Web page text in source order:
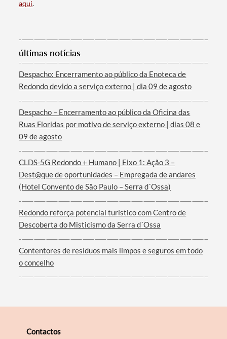
Termo de Pesquisa
Categorias gerais
Filtros
aqui.
últimas notícias
Despacho: Encerramento ao público da Enoteca de
Redondo devido a serviço externo | dia 09 de agosto
Despacho – Encerramento ao público da Oficina das
Ruas Floridas por motivo de serviço externo | dias 08 e
09 de agosto
CLDS-5G Redondo + Humano | Eixo 1: Ação 3 –
Dest@que de oportunidades – Empregada de andares
(Hotel Convento de São Paulo – Serra d´Ossa)
Redondo reforça potencial turístico com Centro de
Descoberta do Misticismo da Serra d´Ossa
Contentores de resíduos mais limpos e seguros em todo
o concelho
Contactos